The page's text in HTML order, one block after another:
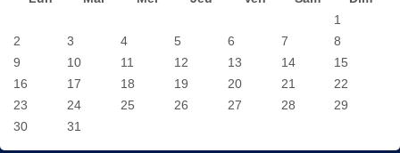
1
2
3 4 5 6 7
8
9
10 11 12 13 14
15
16
17 18 19 20 21
22
23
24 25 26 27 28
29
30
31